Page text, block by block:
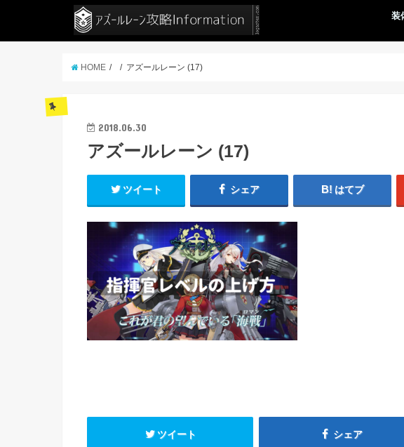
装
HOME アズールレーン (17)
2018.06.30
アズールレーン (17)
ツイート シェア はてブ
ツイート シェア